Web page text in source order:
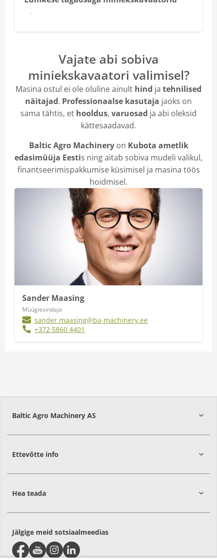
Lähemalt
Vajate abi sobiva
miniekskavaatori valimisel?
Masina ostul ei ole oluline ainult hind ja tehnilised
näitajad. Professionaalse kasutaja jaoks on
sama tähtis, et hooldus, varuosad ja abi oleksid
kättesaadavad.
Baltic Agro Machineryon Kubota ametlik
edasimüüja Eestis ning aitab sobiva mudeli valikul,
finantseerimispakkumise küsimisel ja masina töös
hoidmisel.
Sander Maasing
Müügiesindaja
sander.maasing@ba-machinery.ee
+372 5860 4401
Baltic Agro Machinery AS
75306Harjumaa
Ettevõtte info
Hea teada
Jälgige meid sotsiaalmeedias